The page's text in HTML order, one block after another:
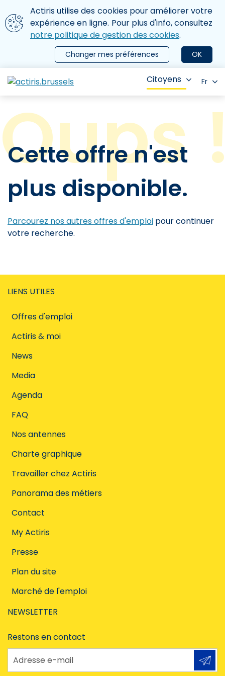
Aller au contenu principal
Nous utilisons des cookies
Actiris utilise des cookies pour améliorer votre
expérience en ligne. Pour plus d'info, consultez
notre politique de gestion des cookies.
OK
Changer mes préférences
le menu
Citoyens Fr
Cette offre n'est
plus disponible.
Parcourez nos autres offres d'emploi pour continuer
votre recherche.
LIENS UTILES
Offres d'emploi
Actiris & moi
News
Media
Agenda
FAQ
Nos antennes
Charte graphique
Travailler chez Actiris
Panorama des métiers
Contact
My Actiris
Presse
Plan du site
Marché de l'emploi
NEWSLETTER
Restons en contact
Adresse e-mail